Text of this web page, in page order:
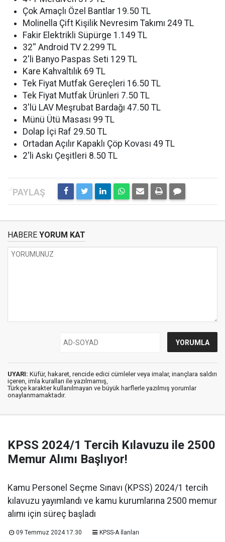
Çok Amaçlı Özel Bantlar 19.50 TL
Molinella Çift Kişilik Nevresim Takımı 249 TL
Fakir Elektrikli Süpürge 1.149 TL
32'' Android TV 2.299 TL
2'li Banyo Paspas Seti 129 TL
Kare Kahvaltılık 69 TL
Tek Fiyat Mutfak Gereçleri 16.50 TL
Tek Fiyat Mutfak Ürünleri 7.50 TL
3'lü LAV Meşrubat Bardağı 47.50 TL
Münü Ütü Masası 99 TL
Dolap İçi Raf 29.50 TL
Ortadan Açılır Kapaklı Çöp Kovası 49 TL
2'li Askı Çeşitleri 8.50 TL
HABERE YORUM KAT
UYARI: Küfür, hakaret, rencide edici cümleler veya imalar, inançlara saldırı
içeren, imla kuralları ile yazılmamış,
Türkçe karakter kullanılmayan ve büyük harflerle yazılmış yorumlar
onaylanmamaktadır.
KPSS 2024/1 Tercih Kılavuzu ile 2500
Memur Alımı Başlıyor!
Kamu Personel Seçme Sınavı (KPSS) 2024/1 tercih
kılavuzu yayımlandı ve kamu kurumlarına 2500 memur
alımı için süreç başladı
09 Temmuz 2024 17:30 KPSS-A İlanları